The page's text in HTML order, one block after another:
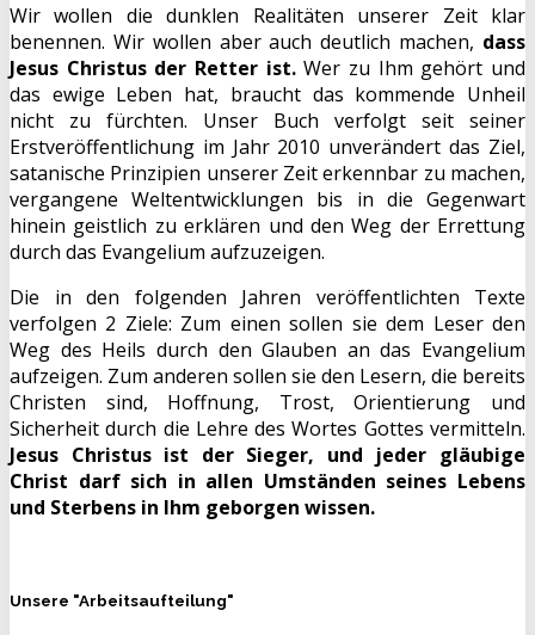
Wir wollen die dunklen Realitäten unserer Zeit klar
benennen. Wir wollen aber auch deutlich machen, dass
Jesus Christus der Retter ist.Wer zu Ihm gehört und
das ewige Leben hat, braucht das kommende Unheil
nicht zu fürchten. Unser Buch verfolgt seit seiner
Erstveröffentlichung im Jahr 2010 unverändert das Ziel,
satanische Prinzipien unserer Zeit erkennbar zu machen,
vergangene Weltentwicklungen bis in die Gegenwart
hinein geistlich zu erklären und den Weg der Errettung
durch das Evangelium aufzuzeigen.
Die in den folgenden Jahren veröffentlichten Texte
verfolgen 2 Ziele: Zum einen sollen sie dem Leser den
Weg des Heils durch den Glauben an das Evangelium
aufzeigen. Zum anderen sollen sie den Lesern, die bereits
Christen sind, Hoffnung, Trost, Orientierung und
Sicherheit durch die Lehre des Wortes Gottes vermitteln.
Jesus Christus ist der Sieger, und jeder gläubige
Christ darf sich in allen Umständen seines Lebens
und Sterbens in Ihm geborgen wissen.
Unsere "Arbeitsaufteilung"